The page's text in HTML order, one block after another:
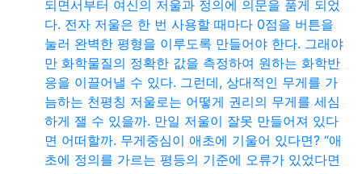
되면서부터 여신의 저울과 정의에 의문을 품게 되었
다. 전자 저울은 한 번 사용할 때마다 0점을 버튼을
눌러 완벽한 평형을 이루도록 만들어야 한다. 그래야
만 화학물질의 정확한 값을 측정하여 원하는 화학반
응을 이끌어낼 수 있다. 그런데, 상대적인 무게를 가
늠하는 천평칭 저울로는 어떻게 권리의 무게를 세심
하게 잴 수 있을까. 만일 저울이 잘못 만들어져 있다
면 어떠할까. 무게중심이 애초에 기울어 있다면? “애
초에 정의를 가르는 평등의 기준에 오류가 있었다면